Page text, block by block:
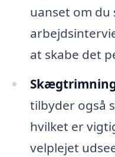
uanset om du
at skabe det
tilbyder også
hvilket er
velplejet